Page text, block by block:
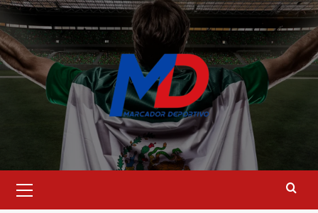
Saltar
al
contenido
principal